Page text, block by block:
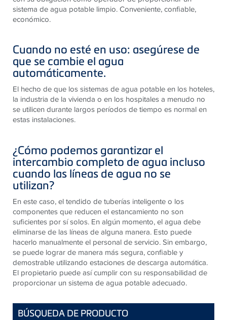
sistema de agua potable limpio. Conveniente, confiable,
económico.
Cuando no esté en uso: asegúrese de
que se cambie el agua
automáticamente.
El hecho de que los sistemas de agua potable en los hoteles,
la industria de la vivienda o en los hospitales a menudo no
se utilicen durante largos períodos de tiempo es normal en
estas instalaciones.
¿Cómo podemos garantizar el
intercambio completo de agua incluso
cuando las líneas de agua no se
utilizan?
En este caso, el tendido de tuberías inteligente o los
componentes que reducen el estancamiento no son
suficientes por sí solos. En algún momento, el agua debe
eliminarse de las líneas de alguna manera. Esto puede
hacerlo manualmente el personal de servicio. Sin embargo,
se puede lograr de manera más segura, confiable y
demostrable utilizando estaciones de descarga automática.
El propietario puede así cumplir con su responsabilidad de
proporcionar un sistema de agua potable adecuado.
BÚSQUEDA DE PRODUCTO